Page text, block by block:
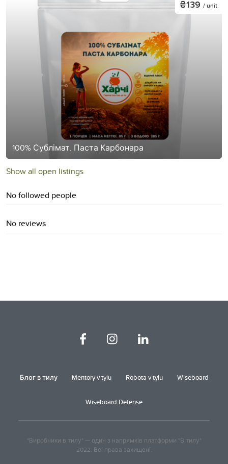
100% Сублімат. Паста Карбонара
₴139 / unit
Show all open listings
No followed people
No reviews
Блог в тилу Mentory v tylu Robota v tylu Wiseboard
Wiseboard Defense
"Виробники в тилу" — один з напрямків платформи "В тилу"
2022. Всі права захищені.